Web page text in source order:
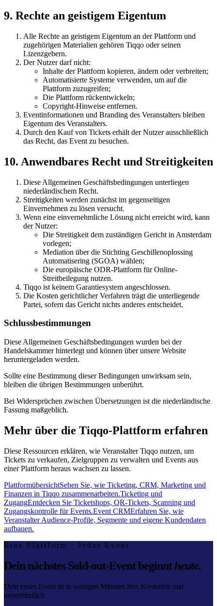
9. Rechte an geistigem Eigentum
Alle Rechte an geistigem Eigentum an der Plattform und
zugehörigen Materialien gehören Tiqqo oder seinen
Lizenzgebern.
Der Nutzer darf nicht:
Inhalte der Plattform kopieren, ändern oder verbreiten;
Automatisierte Systeme verwenden, um auf die
Plattform zuzugreifen;
Die Plattform rückentwickeln;
Copyright-Hinweise entfernen.
Eventinformationen und Branding des Veranstalters bleiben
Eigentum des Veranstalters.
Durch den Kauf von Tickets erhält der Nutzer ausschließlich
das Recht, das Event zu besuchen.
10. Anwendbares Recht und Streitigkeiten
Diese Allgemeinen Geschäftsbedingungen unterliegen
niederländischem Recht.
Streitigkeiten werden zunächst im gegenseitigen
Einvernehmen zu lösen versucht.
Wenn eine einvernehmliche Lösung nicht erreicht wird, kann
der Nutzer:
Die Streitigkeit dem zuständigen Gericht in Amsterdam
vorlegen;
Mediation über die Stichting Geschillenoplossing
Automatisering (SGOA) wählen;
Die europäische ODR-Plattform für Online-
Streitbeilegung nutzen.
Tiqqo ist keinem Garantiesystem angeschlossen.
Die Kosten gerichtlicher Verfahren trägt die unterliegende
Partei, sofern das Gericht nichts anderes entscheidet.
Schlussbestimmungen
Diese Allgemeinen Geschäftsbedingungen wurden bei der
Handelskammer hinterlegt und können über unsere Website
heruntergeladen werden.
Sollte eine Bestimmung dieser Bedingungen unwirksam sein,
bleiben die übrigen Bestimmungen unberührt.
Bei Widersprüchen zwischen Übersetzungen ist die niederländische
Fassung maßgeblich.
Mehr über die Tiqqo-Plattform erfahren
Diese Ressourcen erklären, wie Veranstalter Tiqqo nutzen, um
Tickets zu verkaufen, Zielgruppen zu verwalten und Events aus
einer Plattform heraus wachsen zu lassen.
PlattformübersichtSehen Sie, wie Ticketing, CRM, Marketing und
Finanzen in Tiqqo zusammenarbeiten.Ticketing und
ZugangEntdecken Sie Ticketshops, QR-Tickets, Scanning und
Zugangskontrolle für Events.Event CRMErfahren Sie, wie
Veranstalter Audience-Profile, Segmente und eigene Kundendaten
aufbauen.
Eine Plattform · Jedes Event
Dein nächstes Sold-out-Event beginntheute.
Dein erstes Event ist in wenigen Minuten live. Kostenlos und
unverbindlich.